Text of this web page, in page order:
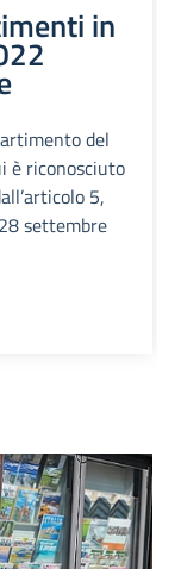
in
del
è riconosciuto
5,
settembre